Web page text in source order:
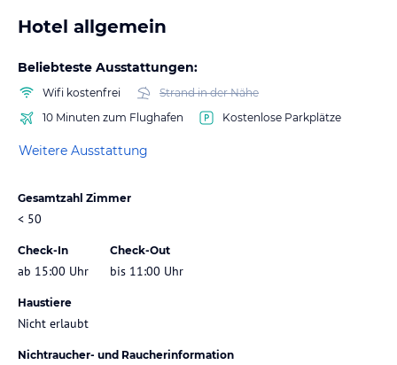
Hotel allgemein
Beliebteste Ausstattungen:
Wifi kostenfrei
Strand in der Nähe
10 Minuten zum Flughafen
Kostenlose Parkplätze
Weitere Ausstattung
Gesamtzahl Zimmer
< 50
Check-In
ab 15:00 Uhr
Check-Out
bis 11:00 Uhr
Haustiere
Nicht erlaubt
Nichtraucher- und Raucherinformation